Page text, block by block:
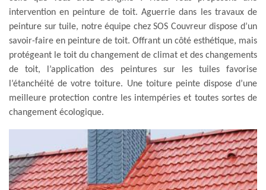
intervention en peinture de toit. Aguerrie dans les travaux de
peinture sur tuile, notre équipe chez SOS Couvreur dispose d’un
savoir-faire en peinture de toit. Offrant un côté esthétique, mais
protégeant le toit du changement de climat et des changements
de toit, l’application des peintures sur les tuiles favorise
l’étanchéité de votre toiture. Une toiture peinte dispose d’une
meilleure protection contre les intempéries et toutes sortes de
changement écologique.